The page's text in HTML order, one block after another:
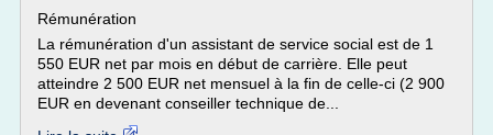
Rémunération
La rémunération d'un assistant de service social est de 1
550 EUR net par mois en début de carrière. Elle peut
atteindre 2 500 EUR net mensuel à la fin de celle-ci (2 900
EUR en devenant conseiller technique de...